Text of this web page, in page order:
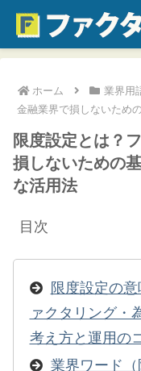
ホーム 業界用
金融業界で損しないため
限度設定とは？
損しないための
な活用法
目次
限度設定の
ァクタリング・
考え方と運用の
業界ワード（